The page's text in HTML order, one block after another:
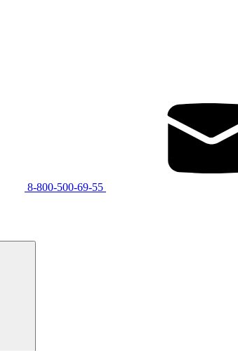
8-800-500-69-55